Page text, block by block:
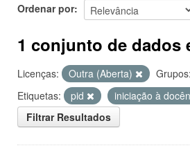
Ordenar por
1 conjunto de dados
Licenças: Outra (Aberta) Grupos:
Etiquetas:
pid
iniciação à
Filtrar Resultados